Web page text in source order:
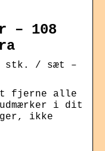
– 108
stk. / sæt –
fjerne alle
i dit
ikke